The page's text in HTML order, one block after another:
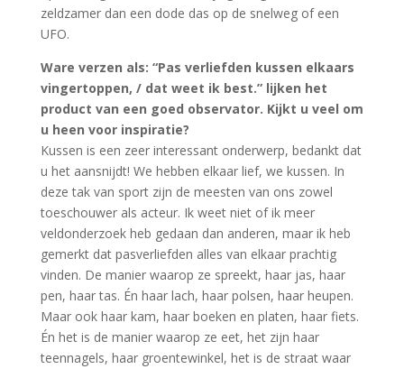
zeldzamer dan een dode das op de snelweg of een
UFO.
Ware verzen als: “Pas verliefden kussen elkaars
vingertoppen, / dat weet ik best.” lijken het
product van een goed observator. Kijkt u veel om
u heen voor inspiratie?
Kussen is een zeer interessant onderwerp, bedankt dat
u het aansnijdt! We hebben elkaar lief, we kussen. In
deze tak van sport zijn de meesten van ons zowel
toeschouwer als acteur. Ik weet niet of ik meer
veldonderzoek heb gedaan dan anderen, maar ik heb
gemerkt dat pasverliefden alles van elkaar prachtig
vinden. De manier waarop ze spreekt, haar jas, haar
pen, haar tas. Én haar lach, haar polsen, haar heupen.
Maar ook haar kam, haar boeken en platen, haar fiets.
Én het is de manier waarop ze eet, het zijn haar
teennagels, haar groentewinkel, het is de straat waar